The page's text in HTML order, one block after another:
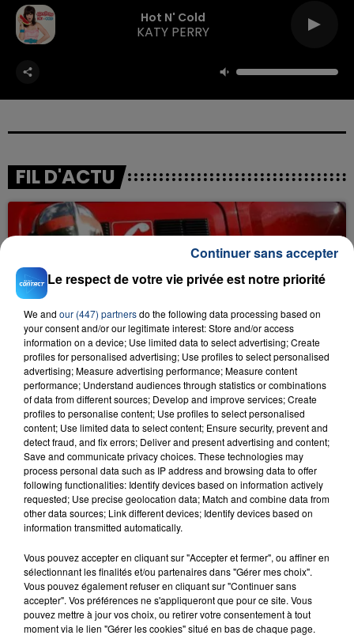
Hot N' Cold
KATY PERRY
FIL D'ACTU
23 juillet 2026
INCENDIE MORTEL À LENS : UNE FEMME ET
SON BÉBÉ ENTRE LA VIE ET LA...
Un homme s'est immolé par le feu après avoir
aspergé sa compagne et leur bébé de trois mois
d'un liquide inflammable.
20 juillet 2026
OPÉRER DE LA CHEVILLE RESSORT DE LA...
La famille a porté plainte contre la clinique qui a
reconnu sa responsabilité et présenté ses
excuses.
Le respect de votre vie privée est notre priorité
We and our (447) partnersdo the following data processing based on
your consent and/or our legitimate interest: Store and/or access
information on a device; Use limited data to select advertising; Create
profiles for personalised advertising; Use profiles to select personalised
advertising; Measure advertising performance; Measure content
performance; Understand audiences through statistics or combinations
of data from different sources; Develop and improve services; Create
profiles to personalise content; Use profiles to select personalised
content; Use limited data to select content; Ensure security, prevent and
detect fraud, and fix errors; Deliver and present advertising and content;
Save and communicate privacy choices. These technologies may
process personal data such as IP address and browsing data to offer
following functionalities: Identify devices based on information actively
requested; Use precise geolocation data; Match and combine data from
other data sources; Link different devices; Identify devices based on
information transmitted automatically.
Vous pouvez accepter en cliquant sur "Accepter et fermer", ou affiner en
sélectionnant les finalités et/ou partenaires dans "Gérer mes choix".
Vous pouvez également refuser en cliquant sur "Continuer sans
accepter". Vos préférences ne s'appliqueront que pour ce site. Vous
pouvez mettre à jour vos choix, ou retirer votre consentement à tout
moment via le lien "Gérer les cookies" situé en bas de chaque page.
Continuer sans accepter